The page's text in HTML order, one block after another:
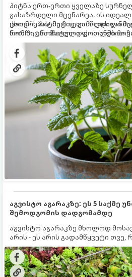
პიტნა ერთ-ერთი ყველაზე
გასაზრდელი მცენარეა. ის
ცხოვრებას, მეტიც, გამოცდილი
რომ პიტნა მხოლოდ ქოთანში
გრუნტში (ბაღში) დარგვისას ის
სწრაფად ვრცელდება და სხვა
ქოთნის პიტნა მთელი წლის
ნორჩი, არომატული ფოთლებით
კერძებისთვის.
აგვისტო აგარაკზე: ეს 5 საქმე
შემოდგომის დადგომამდე
აგვისტო აგარაკზე მხოლოდ
არის - ეს არის გადამწყვეტი
ეყრება მომავალი წლის
შემოდგომა-ზამთრის
ნიადაგმა ენერგია აღიდგინოს,
ზამთარს გაუძლონ, აგვისტოს